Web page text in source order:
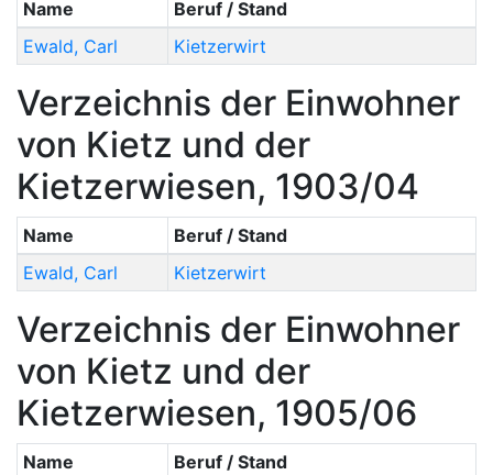
Name
Beruf / Stand
Ewald, Carl Kietzerwirt
Verzeichnis der Einwohner
von Kietz und der
Kietzerwiesen, 1903/04
Name
Beruf / Stand
Ewald, Carl Kietzerwirt
Verzeichnis der Einwohner
von Kietz und der
Kietzerwiesen, 1905/06
Name
Beruf / Stand